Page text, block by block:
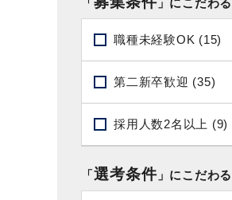
「 」にこだわる
職種未経験OK (15)
第二新卒歓迎 (35)
採用人数2名以上 (9)
「選考条件 」にこだわる